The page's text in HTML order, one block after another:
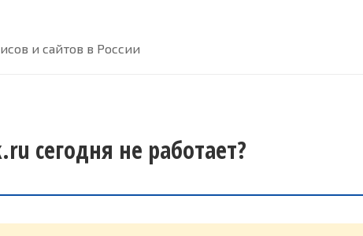
и сайтов в России
сегодня не работает?